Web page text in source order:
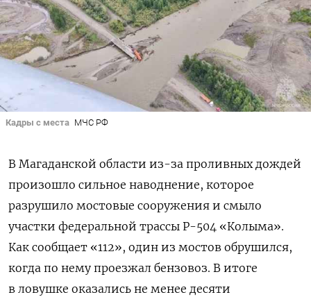
Кадры с места МЧС РФ
В Магаданской области из-за проливных дождей
произошло сильное наводнение, которое
разрушило мостовые сооружения и смыло
участки федеральной трассы Р-504 «Колыма».
Как сообщает «112», один из мостов обрушился,
когда по нему проезжал бензовоз. В итоге
в ловушке оказались не менее десяти